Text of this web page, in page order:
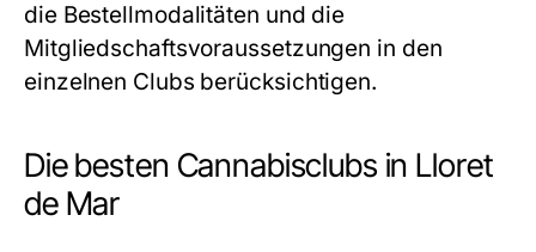
die Bestellmodalitäten und die
Mitgliedschaftsvoraussetzungen in den
einzelnen Clubs berücksichtigen.
Die besten Cannabisclubs in Lloret
de Mar